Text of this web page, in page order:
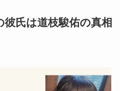
彼氏は道枝駿佑の真相